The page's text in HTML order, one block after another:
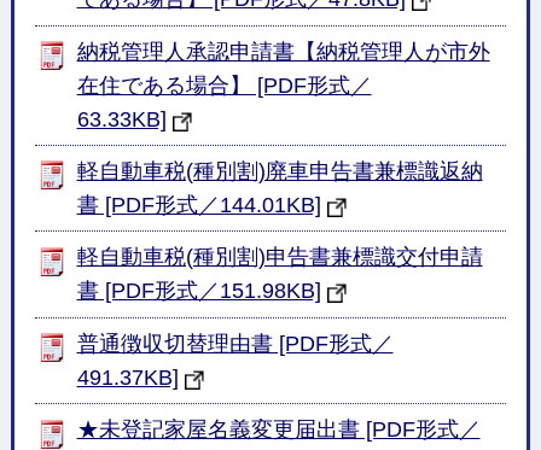
納税管理人承認申請書【納税管理人が市外
在住である場合】 [PDF形式／
63.33KB]
軽自動車税(種別割)廃車申告書兼標識返納
書 [PDF形式／144.01KB]
軽自動車税(種別割)申告書兼標識交付申請
書 [PDF形式／151.98KB]
普通徴収切替理由書 [PDF形式／
491.37KB]
★未登記家屋名義変更届出書 [PDF形式／